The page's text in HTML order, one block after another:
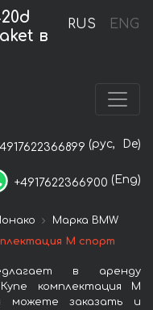
RUS ENG
в
(рус, De)
+4917622366900 (Eng)
Марка BMW
М спорт
в аренду
комплектация М
заказать и